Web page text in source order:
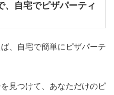
、自宅でピザパーティ
、自宅で簡単にピザパーテ
見つけて、あなただけのピ